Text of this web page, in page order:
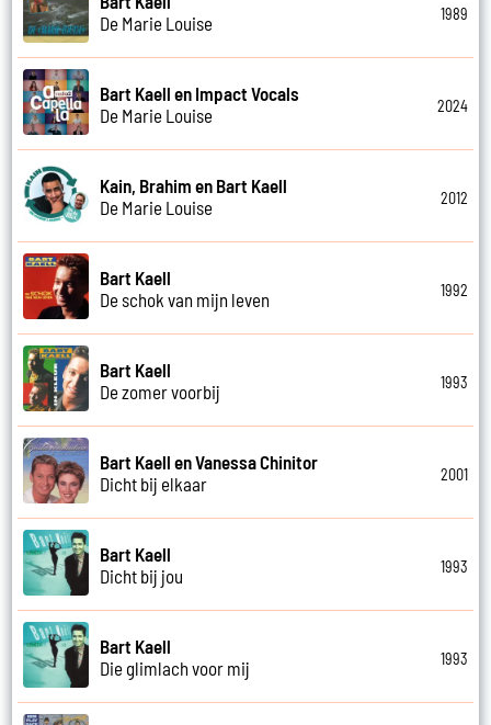
De Marie Louise
1989
Bart Kaell en Impact Vocals
De Marie Louise
2024
Kain, Brahim en Bart Kaell
De Marie Louise
2012
Bart Kaell
De schok van mijn leven
1992
Bart Kaell
De zomer voorbij
1993
Bart Kaell en Vanessa Chinitor
Dicht bij elkaar
2001
Bart Kaell
Dicht bij jou
1993
Bart Kaell
Die glimlach voor mij
1993